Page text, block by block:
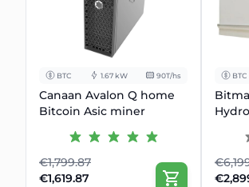
BTC 1.67 kW 90T/hs
Canaan Avalon Q home
Bitcoin Asic miner
€1,799.87
€1,619.87
BTC